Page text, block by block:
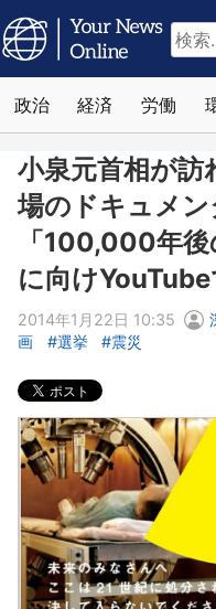
検
索:
政治 経済 労働
小泉元首相が訪
場のドキュメ
「100,000年
に向け
2014年1月22日 10:35
画
選挙 震災